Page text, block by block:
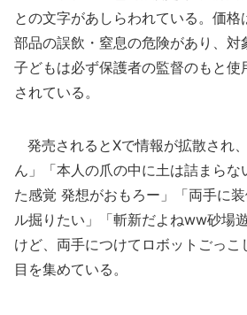
との文字があしらわれている。価
部品の誤飲・窒息の危険があり、対
子どもは必ず保護者の監督のもと使
されている。
発売されるとXで情報が拡散され
ん」「本人の爪の中に土は詰まらな
た感覚 発想がおもろー」「両手に
ル掘りたい」「斬新だよねww砂場
けど、両手につけてロボットごっこ
目を集めている。